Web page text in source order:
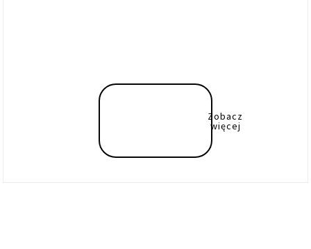
Zobacz
więcej